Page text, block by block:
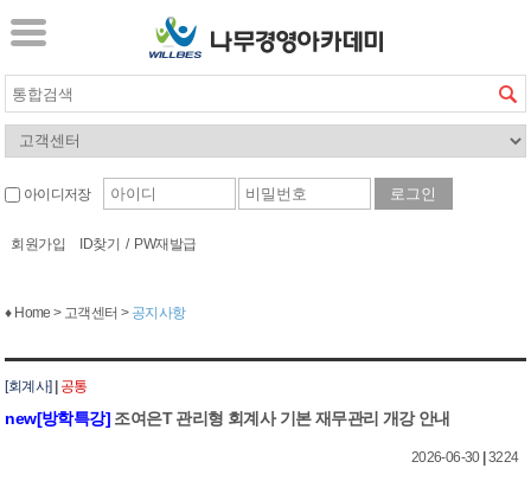
아이디저장
회원가입 ID찾기 / PW재발급
♦ Home > 고객센터 > 공지사항
[회계사] 공통
new[방학특강] 조여은T 관리형 회계사 기본 재무관리 개강 안내
2026-06-30 |3224